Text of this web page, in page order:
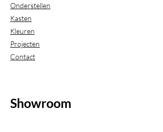
Onderstellen
Kasten
Kleuren
Projecten
Contact
Showroom